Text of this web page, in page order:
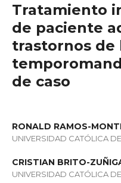
Tratamiento
de paciente
trastornos de
de caso
RONALD RAMOS-
UNIVERSIDAD CATÓLICA
CRISTIAN BRITO-
UNIVERSIDAD CATÓLICA